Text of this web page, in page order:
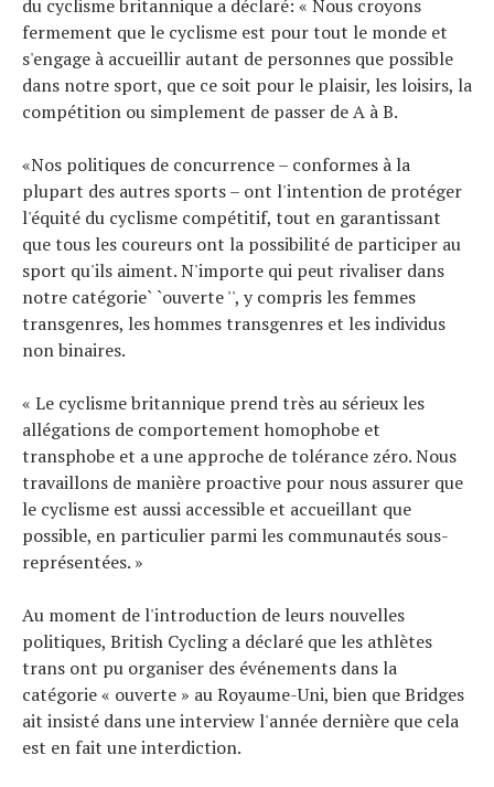
du cyclisme britannique a déclaré: « Nous croyons
fermement que le cyclisme est pour tout le monde et
s'engage à accueillir autant de personnes que possible
dans notre sport, que ce soit pour le plaisir, les loisirs, la
compétition ou simplement de passer de A à B.
«Nos politiques de concurrence – conformes à la
plupart des autres sports – ont l'intention de protéger
l'équité du cyclisme compétitif, tout en garantissant
que tous les coureurs ont la possibilité de participer au
sport qu'ils aiment. N'importe qui peut rivaliser dans
notre catégorie` `ouverte '', y compris les femmes
transgenres, les hommes transgenres et les individus
non binaires.
« Le cyclisme britannique prend très au sérieux les
allégations de comportement homophobe et
transphobe et a une approche de tolérance zéro. Nous
travaillons de manière proactive pour nous assurer que
le cyclisme est aussi accessible et accueillant que
possible, en particulier parmi les communautés sous-
représentées. »
Au moment de l'introduction de leurs nouvelles
politiques, British Cycling a déclaré que les athlètes
trans ont pu organiser des événements dans la
catégorie « ouverte » au Royaume-Uni, bien que Bridges
ait insisté dans une interview l'année dernière que cela
est en fait une interdiction.